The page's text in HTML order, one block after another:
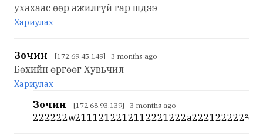
ухахаас өөр ажилгүй гар шдээ
Хариулах
Зочин [172.69.45.149] 3 months ago
Бөхийн өргөөг Хувьчил
Хариулах
Зочин [172.68.93.139] 3 months ago